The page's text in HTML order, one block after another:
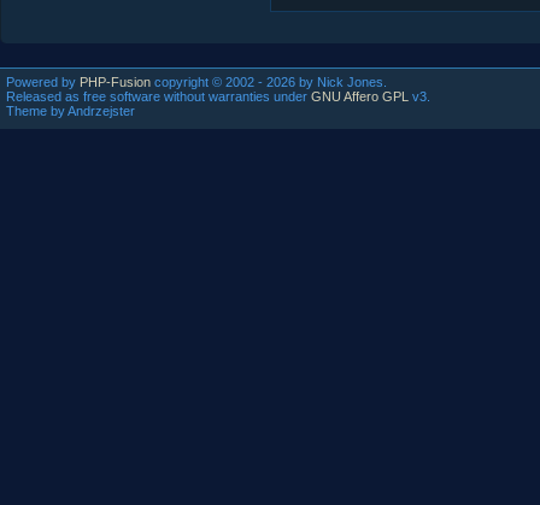
Powered by PHP-Fusion copyright © 2002 - 2026 by Nick Jones.
Released as free software without warranties under GNU Affero GPL v3.
Theme by Andrzejster